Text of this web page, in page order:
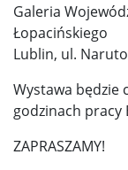
Galeria
Łopacińskiego
Lublin, ul.
Wystawa będzie
godzinach pracy
ZAPRASZAMY!